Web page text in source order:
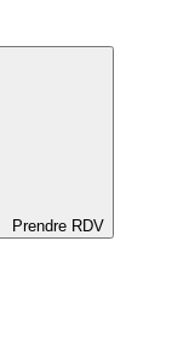
Prendre RDV